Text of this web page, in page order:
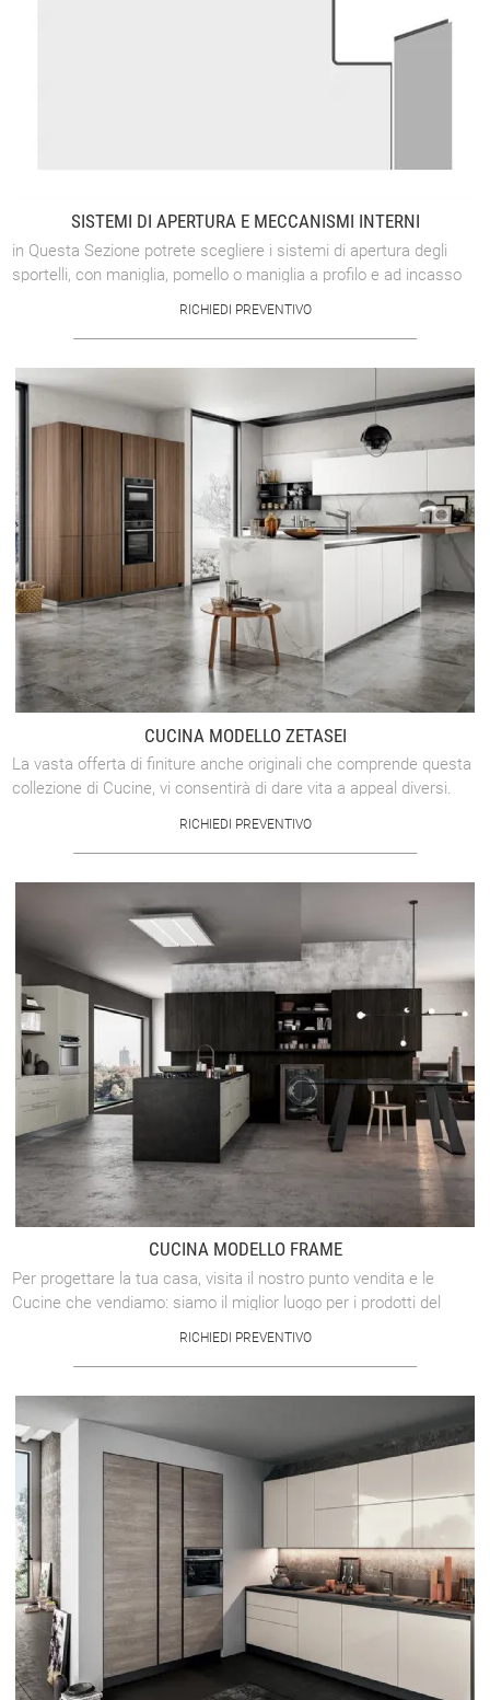
SISTEMI DI APERTURA E MECCANISMI INTERNI
in Questa Sezione potrete scegliere i sistemi di apertura degli
sportelli, con maniglia, pomello o maniglia a profilo e ad incasso
RICHIEDI PREVENTIVO
CUCINA MODELLO ZETASEI
La vasta offerta di finiture anche originali che comprende questa
collezione di Cucine, vi consentirà di dare vita a appeal diversi.
RICHIEDI PREVENTIVO
CUCINA MODELLO FRAME
Per progettare la tua casa, visita il nostro punto vendita e le
Cucine che vendiamo: siamo il miglior luogo per i prodotti del
RICHIEDI PREVENTIVO